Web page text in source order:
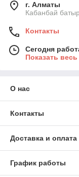
г. Алматы
Кабанбай
Контакты
Сегодня
Показать
О нас
Контакты
Доставка и оплата
График работы